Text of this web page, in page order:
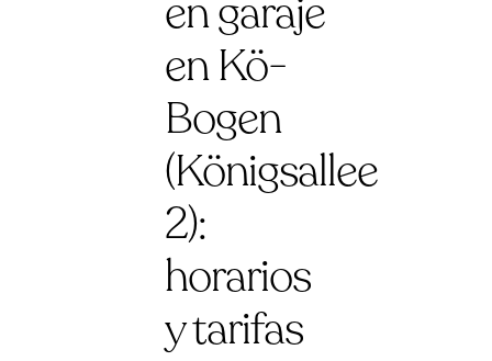
en garaje
en Kö-
Bogen
(Königsallee
2):
horarios
y tarifas